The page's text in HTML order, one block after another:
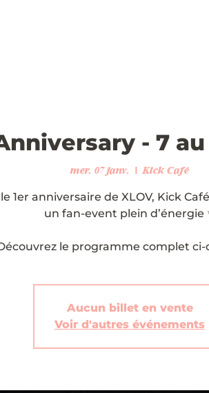
- 7
mer. 07 janv.
  |
Kick Café
1er anniversaire de XLOV, Kick
un fan-event plein d’énergie
le programme complet ci-
Aucun billet en vente
Voir d'autres événements